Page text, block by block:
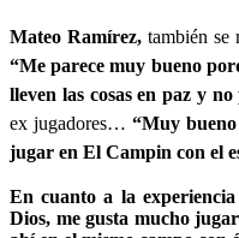
Mateo Ramírez,también
“Me parece muy bueno
lleven las cosas en paz y no
ex jugadores… “Muy
jugar en El Campin con el
En cuanto a la
Dios, me gusta mucho